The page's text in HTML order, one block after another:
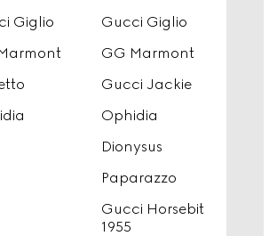
Giglio
Gucci Giglio
GG Marmont
Gucci Jackie
Ophidia
Dionysus
Paparazzo
Gucci Horsebit
1955